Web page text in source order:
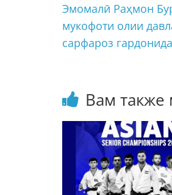
Эмомалӣ Раҳмон
мукофоти олии
сарфароз
Вам также